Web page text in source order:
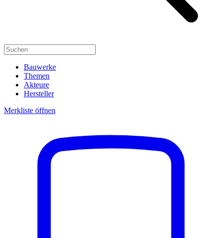
Bauwerke
Themen
Akteure
Hersteller
Merkliste öffnen